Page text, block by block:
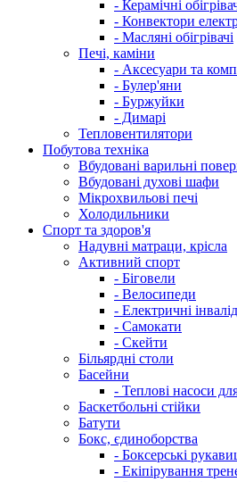
- Керамічні
- Конвектори
- Масляні обігрівачі
Печі, каміни
- Аксесуари та
- Булер'яни
- Буржуйки
- Димарі
Тепловентилятори
Побутова техніка
Вбудовані варильні
Вбудовані духові шафи
Мікрохвильові печі
Холодильники
Спорт та здоров'я
Надувні матраци, крісла
Активний спорт
- Біговели
- Велосипеди
- Електричні
- Самокати
- Скейти
Більярдні столи
Басейни
- Теплові насоси
Баскетбольні стійки
Батути
Бокс, єдиноборства
- Боксерські
- Екіпірування